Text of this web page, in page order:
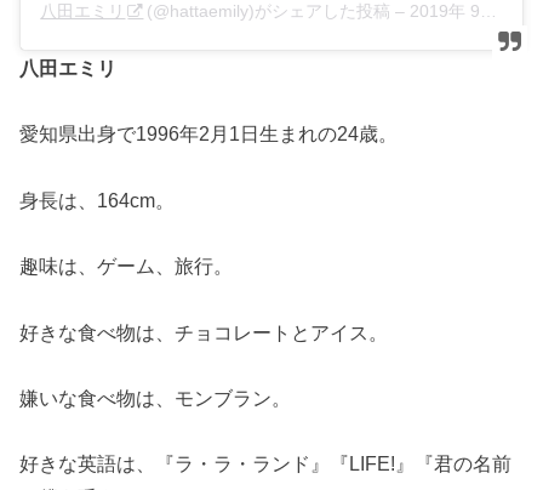
八田エミリ (@hattaemily)がシェアした投稿 – 2019年 9月月14日午後9時52分PDT
八田エミリ
愛知県出身で1996年2月1日生まれの24歳。
身長は、164cm。
趣味は、ゲーム、旅行。
好きな食べ物は、チョコレートとアイス。
嫌いな食べ物は、モンブラン。
好きな英語は、『ラ・ラ・ランド』『LIFE!』『君の名前